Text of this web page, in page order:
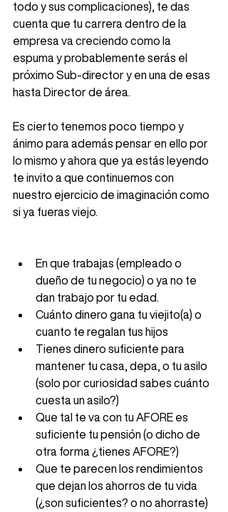
todo y sus complicaciones), te das
cuenta que tu carrera dentro de la
empresa va creciendo como la
espuma y probablemente serás el
próximo Sub-director y en una de esas
hasta Director de área.
Es cierto tenemos poco tiempo y
ánimo para además pensar en ello por
lo mismo y ahora que ya estás leyendo
te invito a que continuemos con
nuestro ejercicio de imaginación como
si ya fueras viejo.
En que trabajas (empleado o
dueño de tu negocio) o ya no te
dan trabajo por tu edad.
Cuánto dinero gana tu viejito(a) o
cuanto te regalan tus hijos
Tienes dinero suficiente para
mantener tu casa, depa, o tu asilo
(solo por curiosidad sabes cuánto
cuesta un asilo?)
Que tal te va con tu AFORE es
suficiente tu pensión (o dicho de
otra forma ¿tienes AFORE?)
Que te parecen los rendimientos
que dejan los ahorros de tu vida
(¿son suficientes? o no ahorraste)